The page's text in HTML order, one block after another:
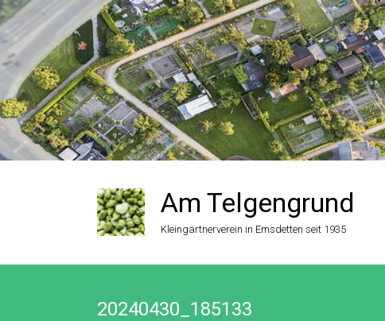
Zum
Inhalt
springen
Am Telgengrund
Kleingärtnerverein in Emsdetten seit 1935
20240430_185133